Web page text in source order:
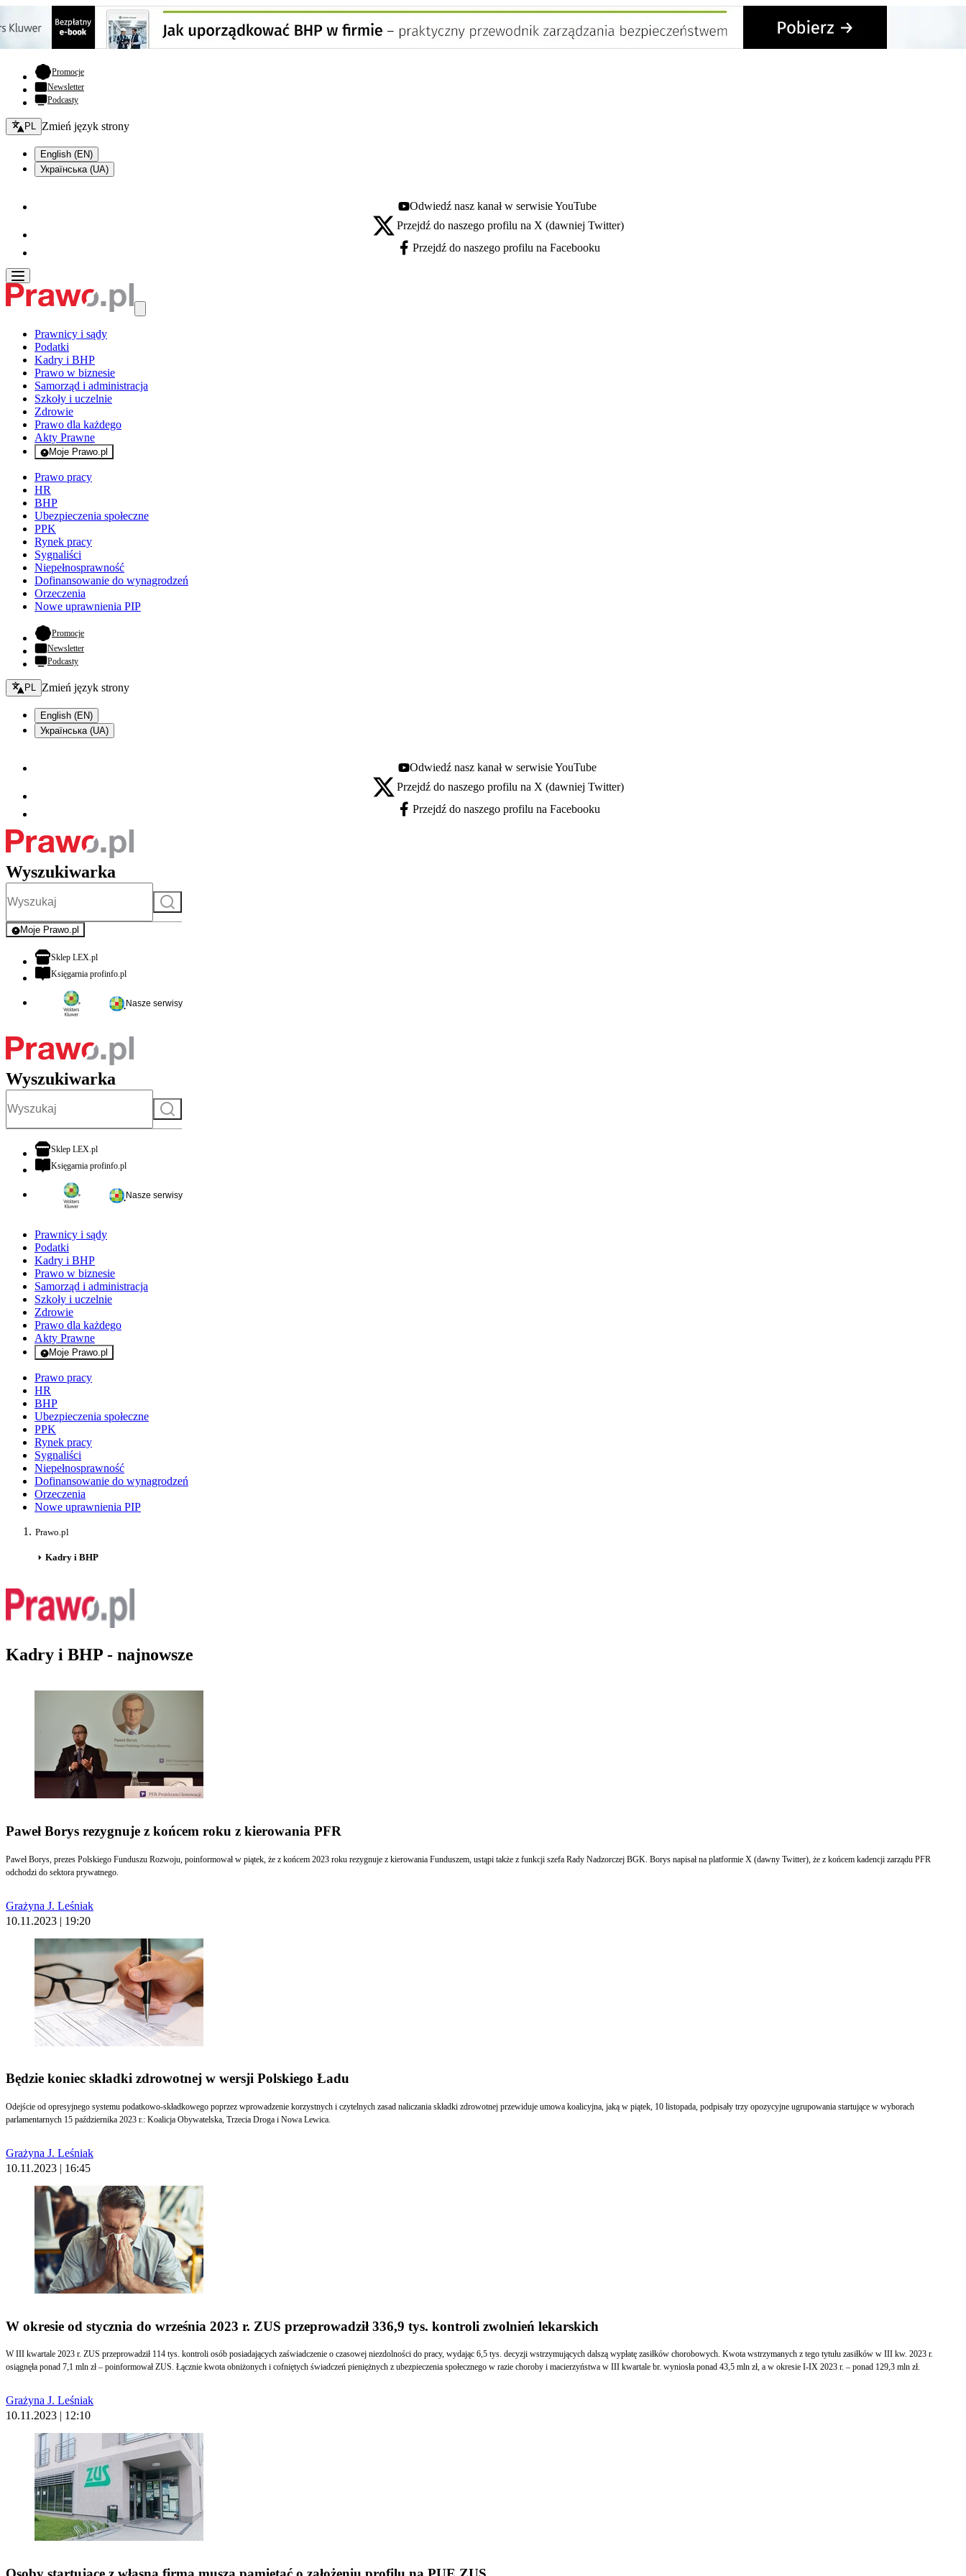
Promocje- otwiera się w nowej karcie
Newsletter
Podcasty
Zmień język - bieżący:
PL Zmień język strony
English (EN)
Українська (UA)
Youtube - otwiera się w nowej karcie
Odwiedź nasz kanał w serwisie YouTube
X - otwiera się w nowej karcie
Przejdź do naszego profilu na X (dawniej Twitter)
Facebook - otwiera się w nowej karcie
Przejdź do naszego profilu na Facebooku
Prawnicy i sądy
Podatki
Kadry i BHP
Prawo w biznesie
Samorząd i administracja
Szkoły i uczelnie
Zdrowie
Prawo dla każdego
Akty Prawne
Moje Prawo.pl
- rejestracja i logowanie do serwisu
Prawo pracy
HR
BHP
Ubezpieczenia społeczne
PPK
Rynek pracy
Sygnaliści
Niepełnosprawność
Dofinansowanie do wynagrodzeń
Orzeczenia
Nowe uprawnienia PIP
Promocje- otwiera się w nowej karcie
Newsletter
Podcasty
Zmień język - bieżący:
PL Zmień język strony
English (EN)
Українська (UA)
Youtube - otwiera się w nowej karcie
Odwiedź nasz kanał w serwisie YouTube
X - otwiera się w nowej karcie
Przejdź do naszego profilu na X (dawniej Twitter)
Facebook - otwiera się w nowej karcie
Przejdź do naszego profilu na Facebooku
Wyszukiwarka
Szukaj
Moje Prawo.pl
- rejestracja i logowanie do serwisu
Sklep LEX.plotwiera się w nowej karcie
Księgarnia profinfo.plotwiera się w nowej karcie
Nasze serwisy
Wyszukiwarka
Szukaj
Sklep LEX.plotwiera się w nowej karcie
Księgarnia profinfo.plotwiera się w nowej karcie
Nasze serwisy
Prawnicy i sądy
Podatki
Kadry i BHP
Prawo w biznesie
Samorząd i administracja
Szkoły i uczelnie
Zdrowie
Prawo dla każdego
Akty Prawne
Moje Prawo.pl
- rejestracja i logowanie do serwisu
Prawo pracy
HR
BHP
Ubezpieczenia społeczne
PPK
Rynek pracy
Sygnaliści
Niepełnosprawność
Dofinansowanie do wynagrodzeń
Orzeczenia
Nowe uprawnienia PIP
Prawo.pl
Kadry i BHP
Kadry i BHP - najnowsze
Paweł Borys rezygnuje z końcem roku z kierowania PFR
Paweł Borys, prezes Polskiego Funduszu Rozwoju, poinformował w piątek, że z końcem 2023 roku rezygnuje z kierowania Funduszem, ustąpi także z funkcji szefa Rady Nadzorczej BGK. Borys napisał na platformie X (dawny Twitter), że z końcem kadencji zarządu PFR
odchodzi do sektora prywatnego.
Grażyna J. Leśniak
10.11.2023 | 19:20
Będzie koniec składki zdrowotnej w wersji Polskiego Ładu
Odejście od opresyjnego systemu podatkowo-składkowego poprzez wprowadzenie korzystnych i czytelnych zasad naliczania składki zdrowotnej przewiduje umowa koalicyjna, jaką w piątek, 10 listopada, podpisały trzy opozycyjne ugrupowania startujące w wyborach
parlamentarnych 15 października 2023 r.: Koalicja Obywatelska, Trzecia Droga i Nowa Lewica.
Grażyna J. Leśniak
10.11.2023 | 16:45
W okresie od stycznia do września 2023 r. ZUS przeprowadził 336,9 tys. kontroli zwolnień lekarskich
W III kwartale 2023 r. ZUS przeprowadził 114 tys. kontroli osób posiadających zaświadczenie o czasowej niezdolności do pracy, wydając 6,5 tys. decyzji wstrzymujących dalszą wypłatę zasiłków chorobowych. Kwota wstrzymanych z tego tytułu zasiłków w III kw. 2023 r.
osiągnęła ponad 7,1 mln zł – poinformował ZUS. Łącznie kwota obniżonych i cofniętych świadczeń pieniężnych z ubezpieczenia społecznego w razie choroby i macierzyństwa w III kwartale br. wyniosła ponad 43,5 mln zł, a w okresie I-IX 2023 r. – ponad 129,3 mln zł.
Grażyna J. Leśniak
10.11.2023 | 12:10